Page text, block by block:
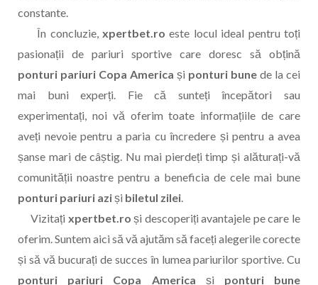
constante.
În concluzie, xpertbet.ro este locul ideal pentru toți
pasionații de pariuri sportive care doresc să obțină
ponturi pariuri Copa America și ponturi bune de la cei
mai buni experți. Fie că sunteți începători sau
experimentați, noi vă oferim toate informațiile de care
aveți nevoie pentru a paria cu încredere și pentru a avea
șanse mari de câștig. Nu mai pierdeți timp și alăturați-vă
comunității noastre pentru a beneficia de cele mai bune
ponturi pariuri aziși biletul zilei.
Vizitați xpertbet.ro și descoperiți avantajele pe care le
oferim. Suntem aici să vă ajutăm să faceți alegerile corecte
și să vă bucurați de succes în lumea pariurilor sportive. Cu
ponturi pariuri Copa America și ponturi bune